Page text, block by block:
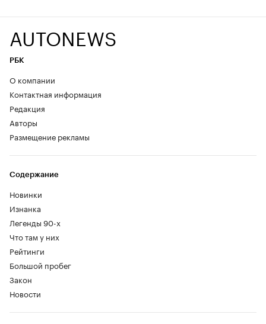
AUTONEWS
РБК
О компании
Контактная информация
Редакция
Авторы
Размещение рекламы
Содержание
Новинки
Изнанка
Легенды 90-х
Что там у них
Рейтинги
Большой пробег
Закон
Новости